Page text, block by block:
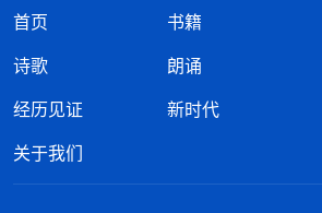
首页 书籍
诗歌
朗诵
经历见证
新时代
关于我们